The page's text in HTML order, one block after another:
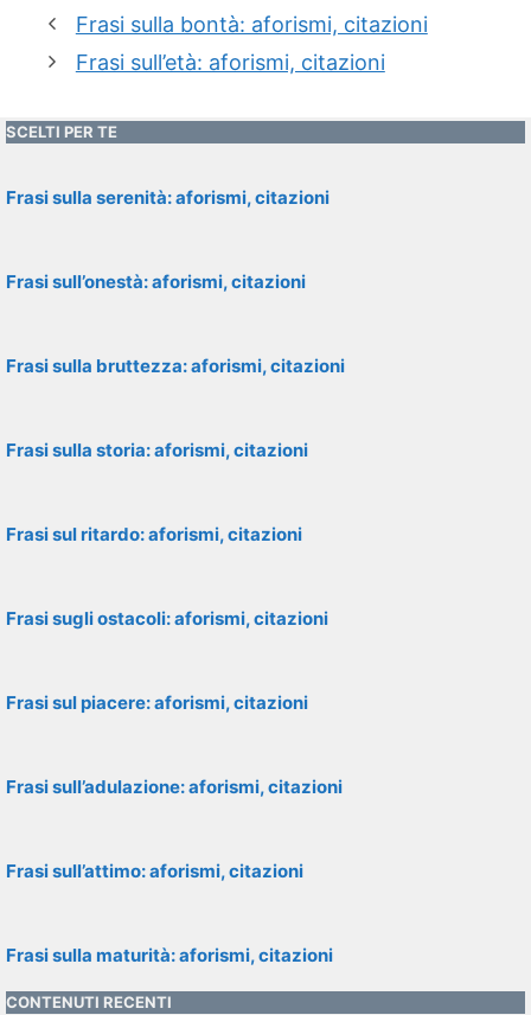
Frasi sulla bontà: aforismi, citazioni
Frasi sull’età: aforismi, citazioni
SCELTI PER TE
Frasi sulla serenità: aforismi, citazioni
Frasi sull’onestà: aforismi, citazioni
Frasi sulla bruttezza: aforismi, citazioni
Frasi sulla storia: aforismi, citazioni
Frasi sul ritardo: aforismi, citazioni
Frasi sugli ostacoli: aforismi, citazioni
Frasi sul piacere: aforismi, citazioni
Frasi sull’adulazione: aforismi, citazioni
Frasi sull’attimo: aforismi, citazioni
Frasi sulla maturità: aforismi, citazioni
CONTENUTI RECENTI